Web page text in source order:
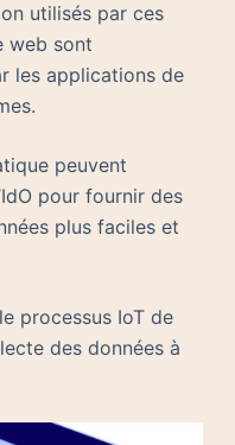
utilisés par ces
web sont
les applications de
peuvent
pour fournir des
plus faciles et
processus IoT de
des données à